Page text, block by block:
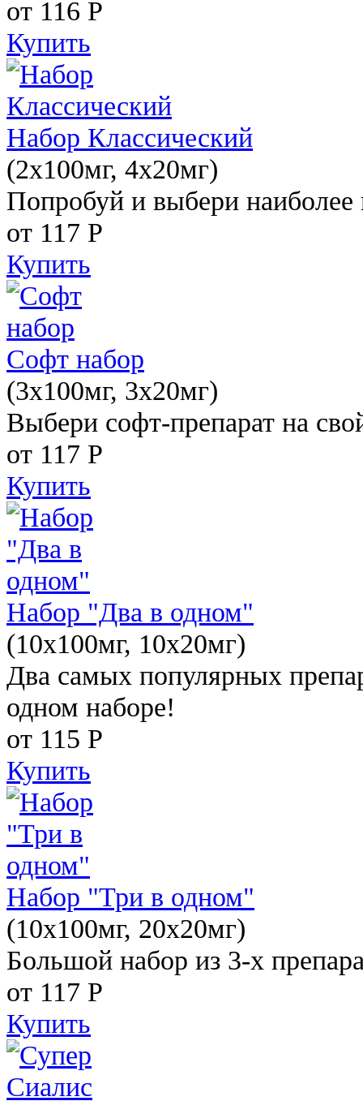
от 116 Р
Купить
Набор Классический
(2x100мг, 4x20мг)
Попробуй и выбери наиболее
от 117 Р
Купить
Софт набор
(3x100мг, 3x20мг)
Выбери софт-препарат на
от 117 Р
Купить
Набор "Два в одном"
(10x100мг, 10x20мг)
Два самых популярных
одном наборе!
от 115 Р
Купить
Набор "Три в одном"
(10x100мг, 20x20мг)
Большой набор из 3-х
от 117 Р
Купить